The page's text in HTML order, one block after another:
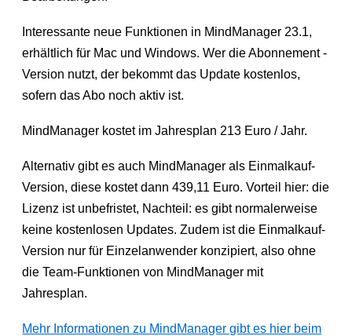
Interessante neue Funktionen in MindManager 23.1,
erhältlich für Mac und Windows. Wer die Abonnement -
Version nutzt, der bekommt das Update kostenlos,
sofern das Abo noch aktiv ist.
MindManager kostet im Jahresplan 213 Euro / Jahr.
Alternativ gibt es auch MindManager als Einmalkauf-
Version, diese kostet dann 439,11 Euro. Vorteil hier: die
Lizenz ist unbefristet, Nachteil: es gibt normalerweise
keine kostenlosen Updates. Zudem ist die Einmalkauf-
Version nur für Einzelanwender konzipiert, also ohne
die Team-Funktionen von MindManager mit
Jahresplan.
Mehr Informationen zu MindManager gibt es hier beim